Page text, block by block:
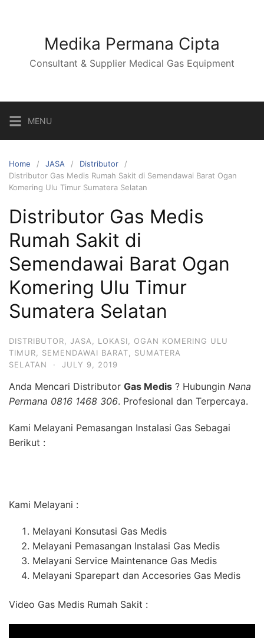
Medika Permana Cipta
Consultant & Supplier Medical Gas Equipment
MENU
Home JASA
Distributor
Distributor Gas Medis Rumah Sakit di Semendawai Barat Ogan
Komering Ulu Timur Sumatera Selatan
Distributor Gas Medis
Rumah Sakit di
Semendawai Barat Ogan
Komering Ulu Timur
Sumatera Selatan
DISTRIBUTOR JASA LOKASI
OGAN KOMERING ULU
TIMUR
SEMENDAWAI BARAT
SUMATERA
SELATAN
· JULY 9, 2019
Anda Mencari Distributor Gas Medis ? Hubungin Nana
Permana 0816 1468 306. Profesional dan Terpercaya.
Kami Melayani Pemasangan Instalasi Gas Sebagai
Berikut :
Kami Melayani :
Melayani Konsutasi Gas Medis
Melayani Pemasangan Instalasi Gas Medis
Melayani Service Maintenance Gas Medis
Melayani Sparepart dan Accesories Gas Medis
Video Gas Medis Rumah Sakit :